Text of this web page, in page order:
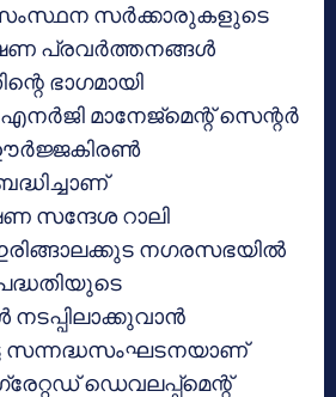
സംസ്ഥന സര്‍ക്കാരുകളുടെ
പ്രവര്‍ത്തനങ്ങള്‍
ഭാഗമായി
എനര്‍ജി മാനേജ്‌മെന്റ് സെന്റര്‍
ഊര്‍ജ്ജകിരണ്‍
സന്ദേശ റാലി
നഗരസഭയില്‍
സന്നദ്ധസംഘടനയാണ്
ഡെവലപ്പ്‌മെന്റ്